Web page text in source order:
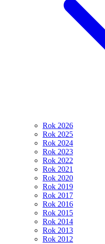
Rok 2026
Rok 2025
Rok 2024
Rok 2023
Rok 2022
Rok 2021
Rok 2020
Rok 2019
Rok 2017
Rok 2016
Rok 2015
Rok 2014
Rok 2013
Rok 2012